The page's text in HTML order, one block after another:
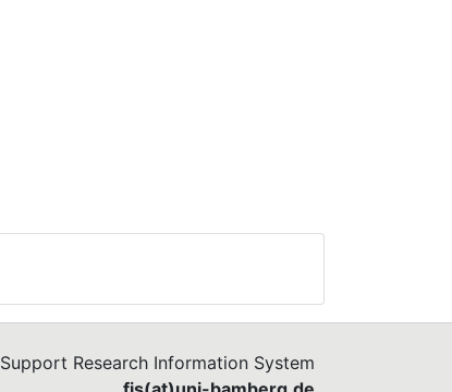
Support Research Information System